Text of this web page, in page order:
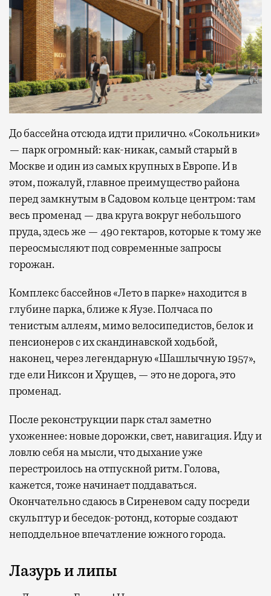
До бассейна отсюда идти прилично. «Сокольники»
— парк огромный: как-никак, самый старый в
Москве и один из самых крупных в Европе. И в
этом, пожалуй, главное преимущество района
перед замкнутым в Садовом кольце центром: там
весь променад — два круга вокруг небольшого
пруда, здесь же — 490 гектаров, которые к тому же
переосмысляют под современные запросы
горожан.
Комплекс бассейнов «Лето в парке» находится в
глубине парка, ближе к Яузе. Полчаса по
тенистым аллеям, мимо велосипедистов, белок и
пенсионеров с их скандинавской ходьбой,
наконец, через легендарную «Шашлычную 1957»,
где ели Никсон и Хрущев, — это не дорога, это
променад.
После реконструкции парк стал заметно
ухоженнее: новые дорожки, свет, навигация. Иду и
ловлю себя на мысли, что дыхание уже
перестроилось на отпускной ритм. Голова,
кажется, тоже начинает поддаваться.
Окончательно сдаюсь в Сиреневом саду посреди
скульптур и беседок-ротонд, которые создают
неподдельное впечатление южного города.
Лазурь и липы